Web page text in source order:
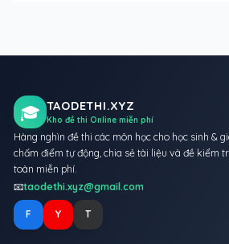
🎓 TAODETHI.XYZ
Kho đề thi Online miễn phí
Hàng nghìn đề thi các môn học cho học sinh &
chấm điểm tự động, chia sẻ tài liệu và đề kiểm
toàn miễn phí.
📧taodethi.xyz@gmail.com
F Y T